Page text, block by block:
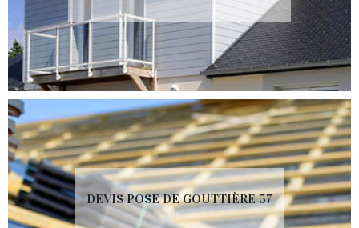
DEVIS POSE DE GOUTTIÈRE 57